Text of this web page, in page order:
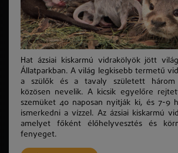
Hat ázsiai kiskarmú vidrakölyök jött
Állatparkban. A világ legkisebb termetű
a szülők és a tavaly született három
közösen nevelik. A kicsik egyelőre
szemüket 40 naposan nyitják ki, és 7-9
ismerkedni a vízzel. Az ázsiai kiskarmú
amelyet főként élőhelyvesztés és
fenyeget.